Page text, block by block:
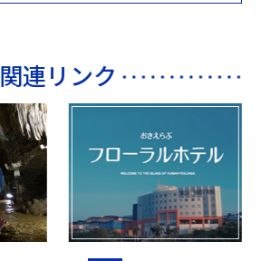
関連リンク